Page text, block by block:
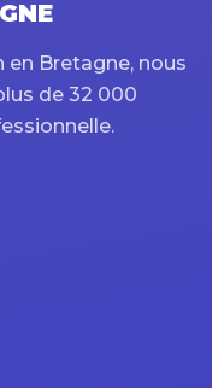
Bretagne, nous
de 32 000